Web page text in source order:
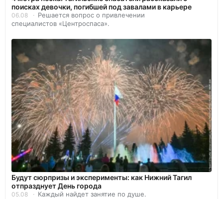
поисках девочки, погибшей под завалами в карьере
06.08
Решается вопрос о привлечении
специалистов «Центроспаса».
Будут сюрпризы и эксперименты: как Нижний Тагил
отпразднует День города
05.08 Каждый найдет занятие по душе.